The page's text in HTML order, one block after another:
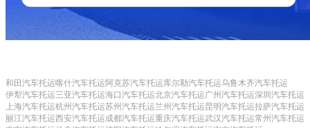
和田汽车托运喀什汽车托运阿克苏汽车托运库尔勒汽车托运乌鲁木齐汽车托运
伊犁汽车托运三亚汽车托运海口汽车托运北京汽车托运广州汽车托运深圳汽车托运
上海汽车托运杭州汽车托运苏州汽车托运兰州汽车托运昆明汽车托运拉萨汽车托运
丽江汽车托运西安汽车托运成都汽车托运重庆汽车托运武汉汽车托运常州汽车托运